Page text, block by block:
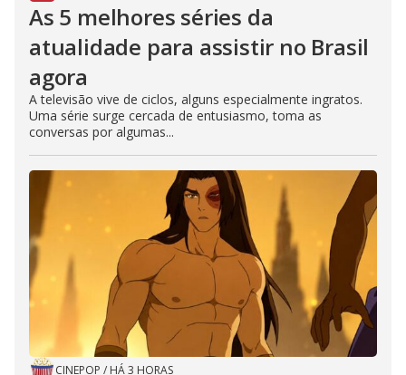
As 5 melhores séries da
atualidade para assistir no Brasil
agora
A televisão vive de ciclos, alguns especialmente ingratos.
Uma série surge cercada de entusiasmo, toma as
conversas por algumas...
CINEPOP / HÁ 3 HORAS